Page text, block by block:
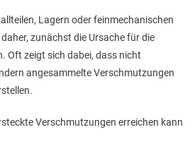
Lagern oder feinmechanischen
zunächst die Ursache für die
Oft zeigt sich dabei, dass nicht
angesammelte Verschmutzungen
Verschmutzungen erreichen kann